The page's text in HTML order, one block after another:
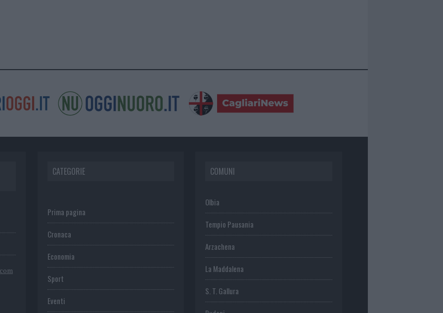
CATEGORIE
Prima pagina
Cronaca
Economia
Sport
Eventi
COMUNI
Olbia
Tempio Pausania
Arzachena
La Maddalena
S. T. Gallura